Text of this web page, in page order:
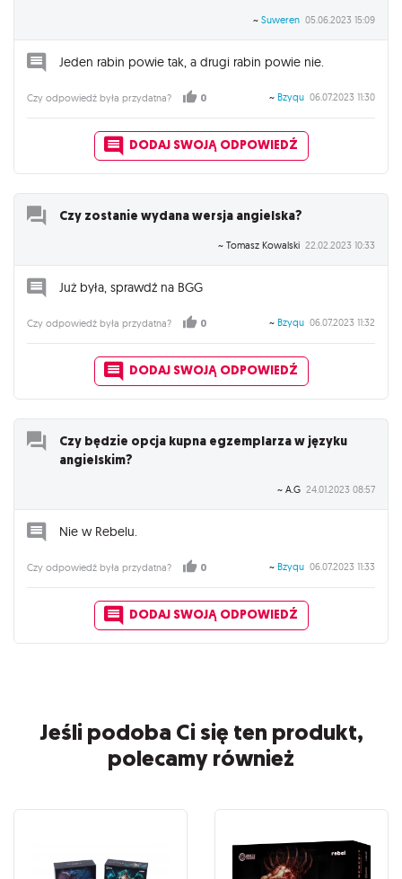
~ Suweren 05.06.2023 15:09
Jeden rabin powie tak, a drugi rabin powie nie.
Czy odpowiedź była przydatna? 0 ~ Bzyqu 06.07.2023 11:30
DODAJ SWOJĄ ODPOWIEDŹ
Czy zostanie wydana wersja angielska?
~ Tomasz Kowalski 22.02.2023 10:33
Już była, sprawdź na BGG
Czy odpowiedź była przydatna? 0 ~ Bzyqu 06.07.2023 11:32
DODAJ SWOJĄ ODPOWIEDŹ
Czy będzie opcja kupna egzemplarza w języku
angielskim?
~ A.G 24.01.2023 08:57
Nie w Rebelu.
Czy odpowiedź była przydatna? 0 ~ Bzyqu 06.07.2023 11:33
DODAJ SWOJĄ ODPOWIEDŹ
Jeśli podoba Ci się ten produkt,
polecamy również